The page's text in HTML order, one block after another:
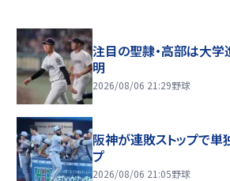
注目の聖隷・高部は大学
明
2026/08/06 21:29野球
阪神が連敗ストップで単
プ
2026/08/06 21:05野球